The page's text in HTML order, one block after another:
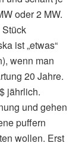
oder 2 MW.
ist „etwas“
wenn man
20 Jahre.
jährlich.
und gehen
puffern
wollen. Erst